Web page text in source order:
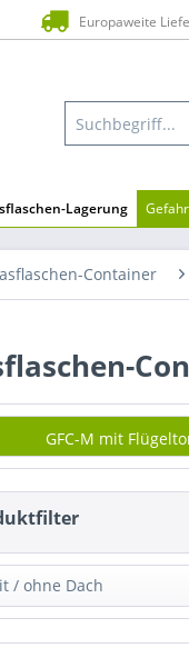
Europaweite
Lagerung
Container
GFC-M mit
/ ohne Dach